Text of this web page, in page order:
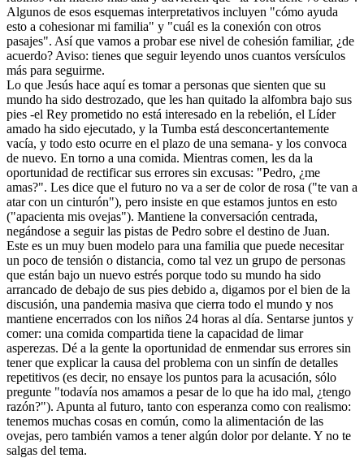
Algunos de esos esquemas interpretativos incluyen "cómo ayuda
esto a cohesionar mi familia" y "cuál es la conexión con otros
pasajes". Así que vamos a probar ese nivel de cohesión familiar, ¿de
acuerdo? Aviso: tienes que seguir leyendo unos cuantos versículos
más para seguirme.
Lo que Jesús hace aquí es tomar a personas que sienten que su
mundo ha sido destrozado, que les han quitado la alfombra bajo sus
pies -el Rey prometido no está interesado en la rebelión, el Líder
amado ha sido ejecutado, y la Tumba está desconcertantemente
vacía, y todo esto ocurre en el plazo de una semana- y los convoca
de nuevo. En torno a una comida. Mientras comen, les da la
oportunidad de rectificar sus errores sin excusas: "Pedro, ¿me
amas?". Les dice que el futuro no va a ser de color de rosa ("te van a
atar con un cinturón"), pero insiste en que estamos juntos en esto
("apacienta mis ovejas"). Mantiene la conversación centrada,
negándose a seguir las pistas de Pedro sobre el destino de Juan.
Este es un muy buen modelo para una familia que puede necesitar
un poco de tensión o distancia, como tal vez un grupo de personas
que están bajo un nuevo estrés porque todo su mundo ha sido
arrancado de debajo de sus pies debido a, digamos por el bien de la
discusión, una pandemia masiva que cierra todo el mundo y nos
mantiene encerrados con los niños 24 horas al día. Sentarse juntos y
comer: una comida compartida tiene la capacidad de limar
asperezas. Dé a la gente la oportunidad de enmendar sus errores sin
tener que explicar la causa del problema con un sinfín de detalles
repetitivos (es decir, no ensaye los puntos para la acusación, sólo
pregunte "todavía nos amamos a pesar de lo que ha ido mal, ¿tengo
razón?"). Apunta al futuro, tanto con esperanza como con realismo:
tenemos muchas cosas en común, como la alimentación de las
ovejas, pero también vamos a tener algún dolor por delante. Y no te
salgas del tema.